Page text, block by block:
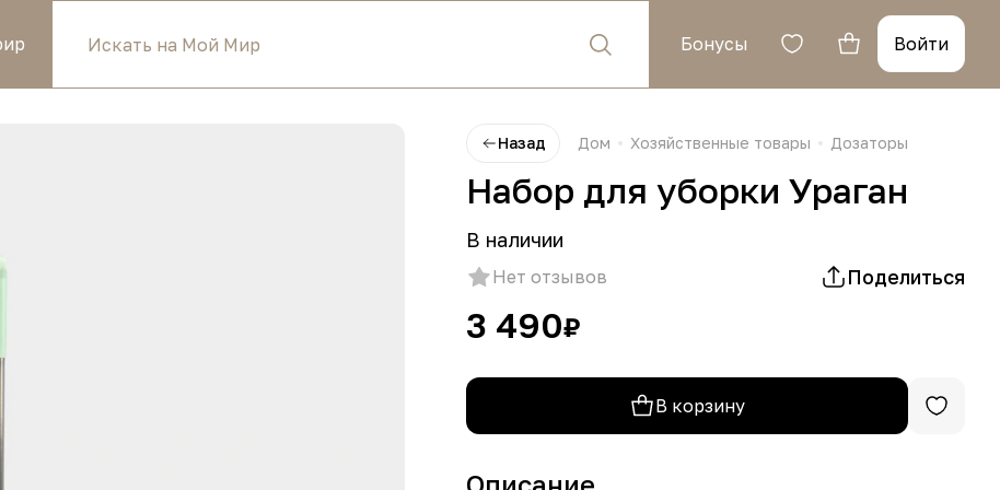
Бонусы Войти
Назад Дом Хозяйственные товары Дозаторы
Набор для уборки Ураган
В наличии
Нет отзывов Поделиться
3 490₽
В корзину